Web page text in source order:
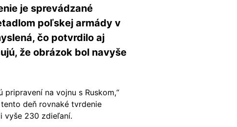
je sprevádzané
poľskej armády v
čo potvrdilo aj
že obrázok bol navyše
na vojnu s Ruskom,“
deň rovnaké tvrdenie
vyše 230 zdieľaní.